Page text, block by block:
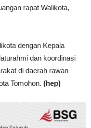
rapat Walikota,
dengan Kepala
dan koordinasi
di daerah rawan
Tomohon. (hep)